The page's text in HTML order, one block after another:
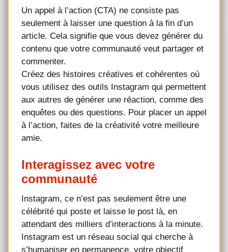
Un appel à l’action (CTA) ne consiste pas
seulement à laisser une question à la fin d’un
article. Cela signifie que vous devez générer du
contenu que votre communauté veut partager et
commenter.
Créez des histoires créatives et cohérentes où
vous utilisez des outils Instagram qui permettent
aux autres de générer une réaction, comme des
enquêtes ou des questions. Pour placer un appel
à l’action, faites de la créativité votre meilleure
amie.
Interagissez avec votre
communauté
Instagram, ce n’est pas seulement être une
célébrité qui poste et laisse le post là, en
attendant des milliers d’interactions à la minute.
Instagram est un réseau social qui cherche à
s’humaniser en permanence, votre objectif